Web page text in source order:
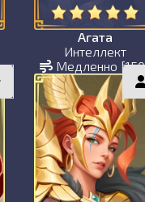
Агата
Интеллект
Медленно